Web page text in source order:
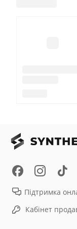
Підтримка
Кабінет